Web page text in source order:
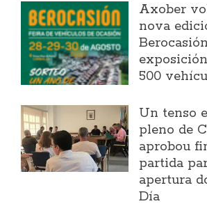
Axober
nova
500
Un tenso
pleno de
aprobou
partida
apertura
Día